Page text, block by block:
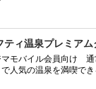
ティ温泉プレミアム
マモバイル会員向け 通
人気の温泉を満喫でき